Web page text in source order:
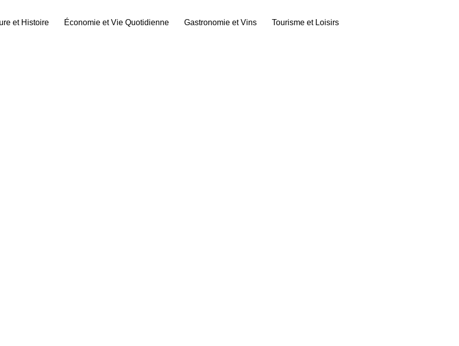
et Histoire Économie et Vie Quotidienne Gastronomie et Vins Tourisme et Loisirs